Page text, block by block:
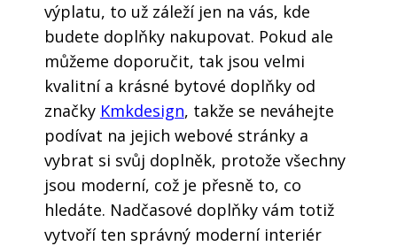
výplatu, to už záleží jen na vás, kde
budete doplňky nakupovat. Pokud ale
můžeme doporučit, tak jsou velmi
kvalitní a krásné bytové doplňky od
značky Kmkdesign, takže se neváhejte
podívat na jejich webové stránky a
vybrat si svůj doplněk, protože všechny
jsou moderní, což je přesně to, co
hledáte. Nadčasové doplňky vám totiž
vytvoří ten správný moderní interiér